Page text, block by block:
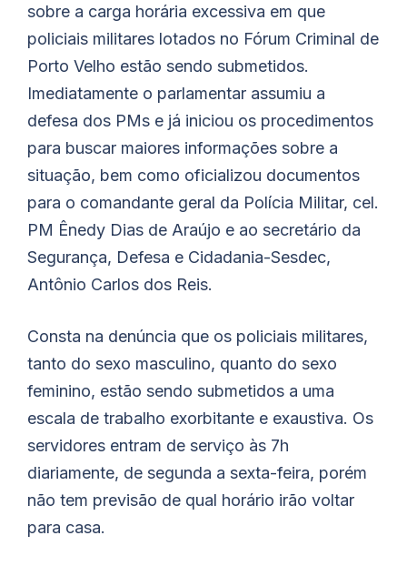
sobre a carga horária excessiva em que
policiais militares lotados no Fórum Criminal de
Porto Velho estão sendo submetidos.
Imediatamente o parlamentar assumiu a
defesa dos PMs e já iniciou os procedimentos
para buscar maiores informações sobre a
situação, bem como oficializou documentos
para o comandante geral da Polícia Militar, cel.
PM Ênedy Dias de Araújo e ao secretário da
Segurança, Defesa e Cidadania-Sesdec,
Antônio Carlos dos Reis.
Consta na denúncia que os policiais militares,
tanto do sexo masculino, quanto do sexo
feminino, estão sendo submetidos a uma
escala de trabalho exorbitante e exaustiva. Os
servidores entram de serviço às 7h
diariamente, de segunda a sexta-feira, porém
não tem previsão de qual horário irão voltar
para casa.